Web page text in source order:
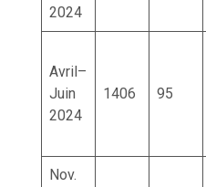
2024
Avril–
Juin
2024
1406 95
Nov.